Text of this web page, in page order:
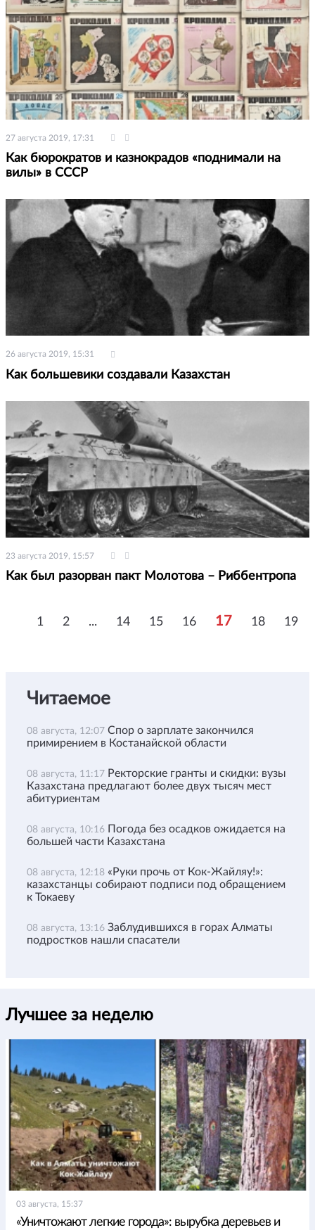
27 августа 2019, 17:31
Как бюрократов и казнокрадов «поднимали на
вилы» в СССР
26 августа 2019, 15:31
Как большевики создавали Казахстан
23 августа 2019, 15:57
Как был разорван пакт Молотова – Риббентропа
1 2 ... 14 15 16 17 18 19
Читаемое
08 августа, 12:07 Спор о зарплате закончился
примирением в Костанайской области
08 августа, 11:17 Ректорские гранты и скидки: вузы
Казахстана предлагают более двух тысяч мест
абитуриентам
08 августа, 10:16 Погода без осадков ожидается на
большей части Казахстана
08 августа, 12:18 «Руки прочь от Кок-Жайляу!»:
казахстанцы собирают подписи под обращением
к Токаеву
08 августа, 13:16 Заблудившихся в горах Алматы
подростков нашли спасатели
Лучшее за неделю
03 августа, 15:37
«Уничтожают легкие города»: вырубка деревьев и